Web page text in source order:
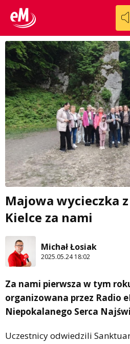
Majowa wycieczka
Kielce za nami
Michał Łosiak
2025.05.24 18:02
Za nami pierwsza w tym
organizowana przez Radio
Niepokalanego Serca
Uczestnicy odwiedzili